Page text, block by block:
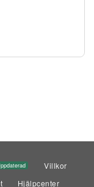
Villkor
Hjälpcenter